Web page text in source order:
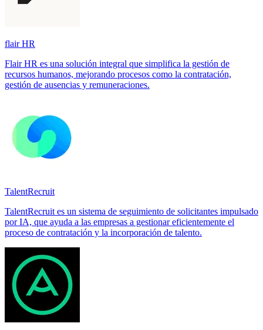
flair HR
Flair HR es una solución integral que simplifica la gestión de
recursos humanos, mejorando procesos como la contratación,
gestión de ausencias y remuneraciones.
TalentRecruit
TalentRecruit es un sistema de seguimiento de solicitantes impulsado
por IA, que ayuda a las empresas a gestionar eficientemente el
proceso de contratación y la incorporación de talento.